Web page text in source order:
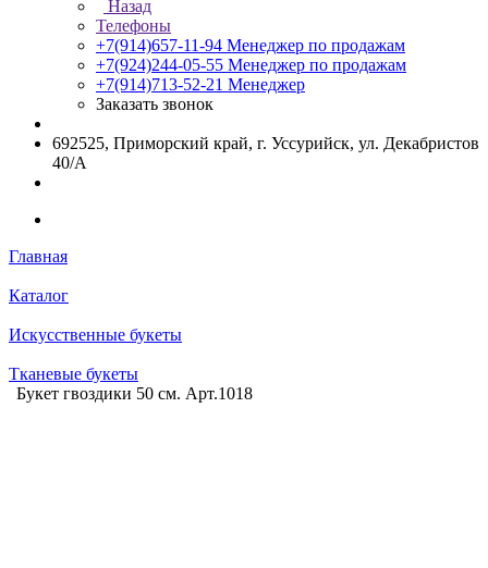
Назад
Телефоны
+7(914)657-11-94 Менеджер по продажам
+7(924)244-05-55 Менеджер по продажам
+7(914)713-52-21 Менеджер
Заказать звонок
692525, Приморский край, г. Уссурийск, ул. Декабристов
40/А
Главная
Каталог
Искусственные букеты
Тканевые букеты
Букет гвоздики 50 см. Арт.1018